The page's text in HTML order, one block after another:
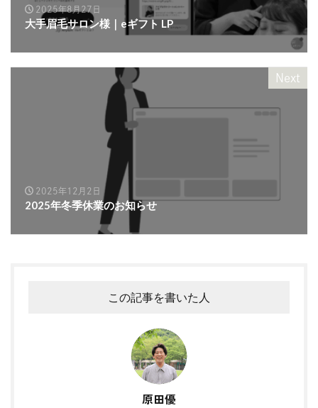
2025年8月27日
大手眉毛サロン様｜eギフト LP
Next
2025年12月2日
2025年冬季休業のお知らせ
この記事を書いた人
原田優